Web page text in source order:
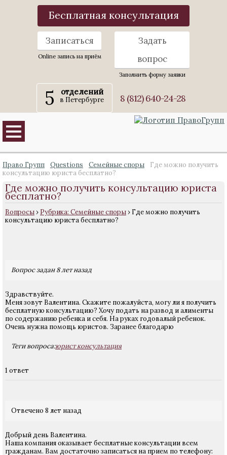
Бесплатная консультация
Записаться
Online запись на приём
Задать
вопрос
Заполнить форму заявки
5 отделений
в Петербурге 8 (812) 640-24-28
Право Групп Questions Семейные споры
Где можно получить
консультацию юриста бесплатно?
Где можно получить консультацию юриста
бесплатно?
Вопросы› Рубрика: Семейные споры› Где можно получить
консультацию юриста бесплатно?
Вопрос задан 8 лет назад
Здравствуйте.
Меня зовут Валентина. Скажите пожалуйста, могу ли я получить
бесплатную консультацию? Хочу подать на развод и алименты
по содержанию ребенка и себя. На руках годовалый ребенок.
Очень нужна помощь юристов. Заранее благодарю
Теги вопроса:юрист консультация
1 ответ
Отвечено 8 лет назад
Добрый день Валентина.
Наша компания оказывает бесплатные консультации всем
гражданам. Вам достаточно записаться на прием по телефону: